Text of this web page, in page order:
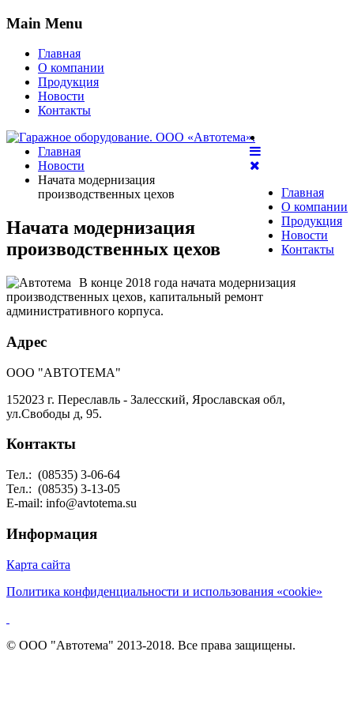
Main Menu
Главная
О компании
Продукция
Новости
Контакты
Главная
О компании
Продукция
Новости
Контакты
Главная
Новости
Начата модернизация
производственных цехов
Начата модернизация
производственных цехов
В конце 2018 года начата модернизация
производственных цехов, капитальный ремонт
административного корпуса.
Адрес
ООО "АВТОТЕМА"
152023 г. Переславль - Залесский, Ярославская обл,
ул.Свободы д, 95.
Контакты
Тел.: (08535) 3-06-64
Тел.: (08535) 3-13-05
E-mail: info@avtotema.su
Информация
Карта сайта
Политика конфиденциальности и использования «cookie»
© ООО "Автотема" 2013-2018. Все права защищены.